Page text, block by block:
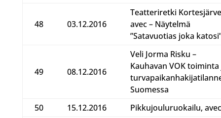
48 03.12.2016
Teatteriretki
avec – Näytelmä
”Satavuotias joka
49 08.12.2016
Veli Jorma Risku –
Kauhavan VOK toiminta
Suomessa
50
15.12.2016 Pikkujouluruokailu, avec